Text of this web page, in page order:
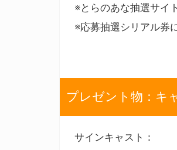
※とらのあな抽選サイ
※応募抽選シリアル券
プレゼント物：キ
サインキャスト：